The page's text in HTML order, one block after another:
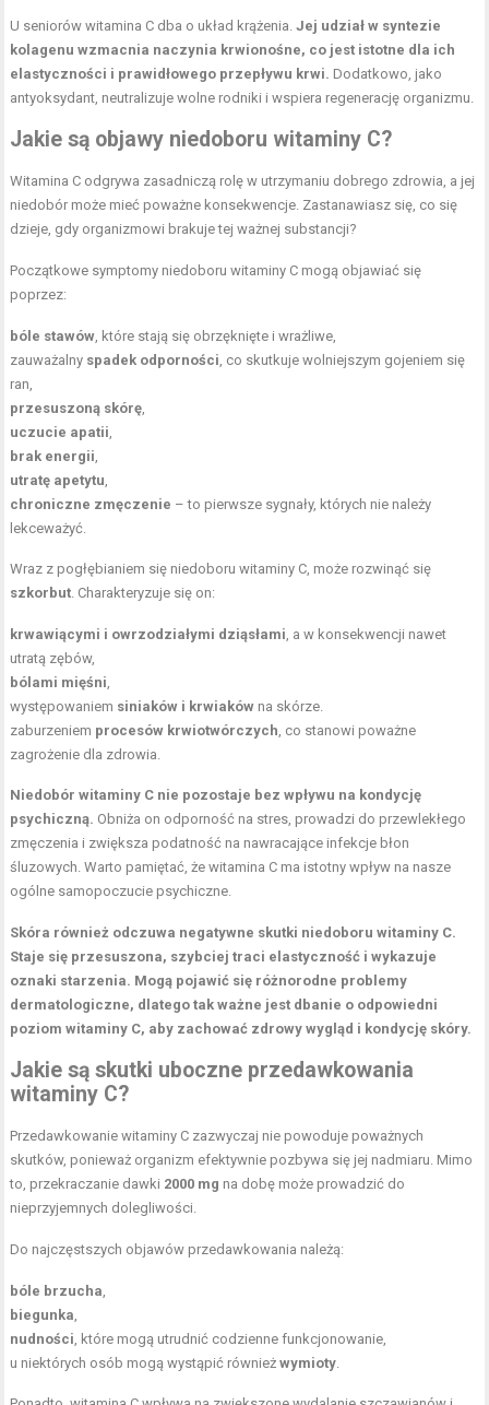
U seniorów witamina C dba o układ krążenia.Jej udział w syntezie
kolagenu wzmacnia naczynia krwionośne, co jest istotne dla ich
elastyczności i prawidłowego przepływu krwi. Dodatkowo, jako
antyoksydant, neutralizuje wolne rodniki i wspiera regenerację organizmu.
Jakie są objawy niedoboru witaminy C?
Witamina C odgrywa zasadniczą rolę w utrzymaniu dobrego zdrowia, a jej
niedobór może mieć poważne konsekwencje. Zastanawiasz się, co się
dzieje, gdy organizmowi brakuje tej ważnej substancji?
Początkowe symptomy niedoboru witaminy C mogą objawiać się
poprzez:
bóle stawów, które stają się obrzęknięte i wrażliwe,
zauważalny spadek odporności, co skutkuje wolniejszym gojeniem się
ran,
przesuszoną skórę,
uczucie apatii,
brak energii,
utratę apetytu,
chroniczne zmęczenie – to pierwsze sygnały, których nie należy
lekceważyć.
Wraz z pogłębianiem się niedoboru witaminy C, może rozwinąć się
szkorbut. Charakteryzuje się on:
krwawiącymi i owrzodziałymi dziąsłami, a w konsekwencji nawet
utratą zębów,
bólami mięśni,
występowaniem siniaków i krwiaków na skórze.
zaburzeniem procesów krwiotwórczych, co stanowi poważne
zagrożenie dla zdrowia.
Niedobór witaminy C nie pozostaje bez wpływu na kondycję
psychiczną. Obniża on odporność na stres, prowadzi do przewlekłego
zmęczenia i zwiększa podatność na nawracające infekcje błon
śluzowych. Warto pamiętać, że witamina C ma istotny wpływ na nasze
ogólne samopoczucie psychiczne.
Skóra również odczuwa negatywne skutki niedoboru witaminy C.
Staje się przesuszona, szybciej traci elastyczność i wykazuje
oznaki starzenia. Mogą pojawić się różnorodne problemy
dermatologiczne, dlatego tak ważne jest dbanie o odpowiedni
poziom witaminy C, aby zachować zdrowy wygląd i kondycję skóry.
Jakie są skutki uboczne przedawkowania
witaminy C?
Przedawkowanie witaminy C zazwyczaj nie powoduje poważnych
skutków, ponieważ organizm efektywnie pozbywa się jej nadmiaru. Mimo
to, przekraczanie dawki 2000 mg na dobę może prowadzić do
nieprzyjemnych dolegliwości.
Do najczęstszych objawów przedawkowania należą:
bóle brzucha,
biegunka,
nudności, które mogą utrudnić codzienne funkcjonowanie,
u niektórych osób mogą wystąpić równieżwymioty.